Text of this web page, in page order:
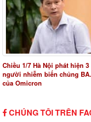
Chiều 1/7 Hà Nội phát hiện 3
người nhiễm biến chủng
của Omicron
CHÚNG TÔI TRÊN